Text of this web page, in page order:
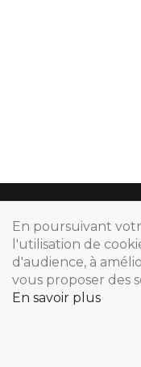
-->
En poursuivant
l'utilisation de
d'audience, à
vous proposer des
En savoir plus